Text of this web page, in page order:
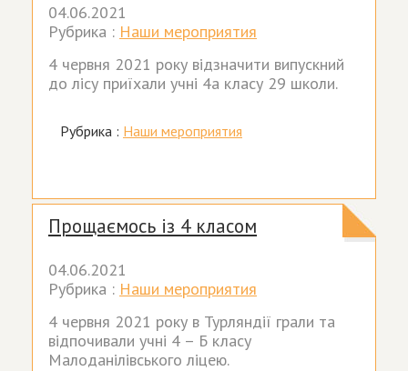
04.06.2021
Рубрика : Наши мероприятия
4 червня 2021 року відзначити випускний
до лісу приїхали учні 4а класу 29 школи.
Рубрика : Наши мероприятия
Прощаємось із 4 класом
04.06.2021
Рубрика : Наши мероприятия
4 червня 2021 року в Турляндії грали та
відпочивали учні 4 – Б класу
Малоданілівського ліцею.